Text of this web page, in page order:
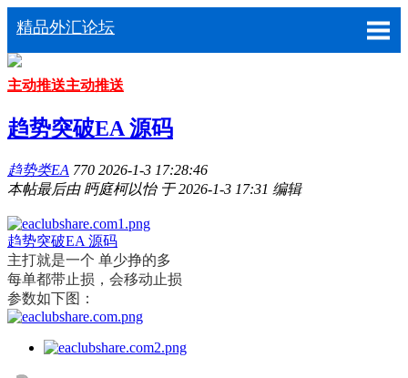
精品外汇论坛
主动推送主动推送
趋势突破EA 源码
趋势类EA 770 2026-1-3 17:28:46
本帖最后由 眄庭柯以怡 于 2026-1-3 17:31 编辑
趋势突破EA 源码
主打就是一个 单少挣的多
每单都带止损，会移动止损
参数如下图：